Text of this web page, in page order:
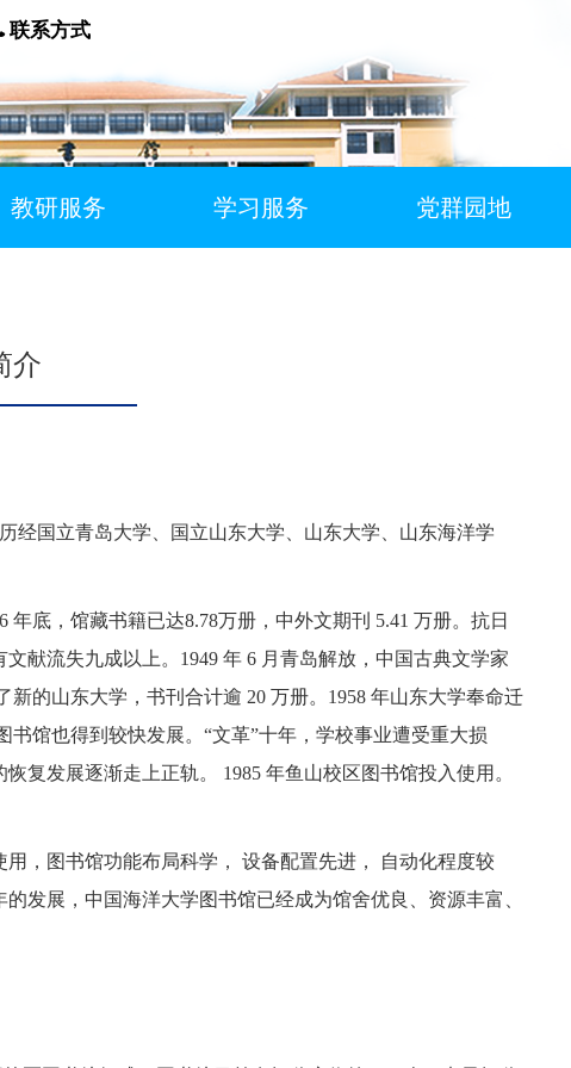
联系方式
教研服务 学习服务 党群园地
介
国立青岛大学、国立山东大学、山东大学、山东海洋学
底，馆藏书籍已达8.78万册，中外文期刊 5.41 万册。抗日
献流失九成以上。1949 年 6 月青岛解放，中国古典文学家
的山东大学，书刊合计逾 20 万册。1958 年山东大学奉命迁
馆也得到较快发展。“文革”十年，学校事业遭受重大损
复发展逐渐走上正轨。 1985 年鱼山校区图书馆投入使用。
，图书馆功能布局科学， 设备配置先进， 自动化程度较
发展，中国海洋大学图书馆已经成为馆舍优良、资源丰富、